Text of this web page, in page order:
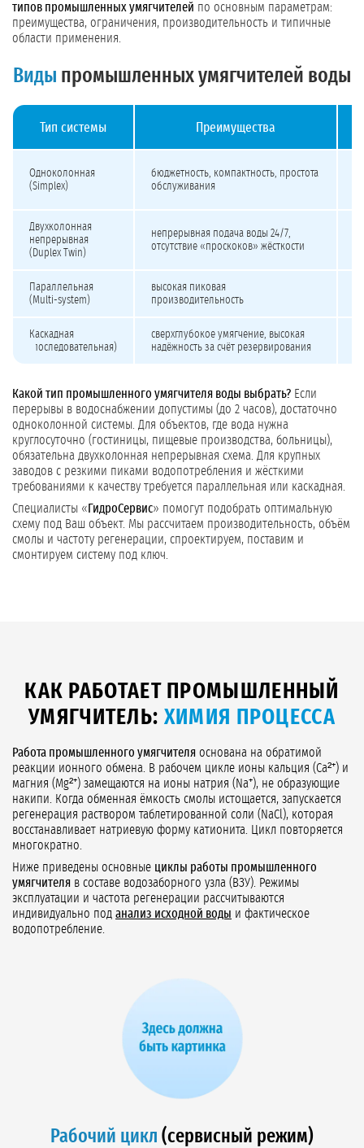
типов промышленных умягчителей по основным параметрам:
преимущества, ограничения, производительность и типичные
области применения.
Виды промышленных умягчителей воды
Тип системы Преимущества
Одноколонная
(Simplex)
бюджетность, компактность, простота
обслуживания
Двухколонная
непрерывная
(Duplex Twin)
непрерывная подача воды 24/7,
отсутствие «проскоков» жёсткости
Параллельная
(Multi-system)
высокая пиковая
производительность
Каскадная
(последовательная)
сверхглубокое умягчение, высокая
надёжность за счёт резервирования
Какой тип промышленного умягчителя воды выбрать? Если
перерывы в водоснабжении допустимы (до 2 часов), достаточно
одноколонной системы. Для объектов, где вода нужна
круглосуточно (гостиницы, пищевые производства, больницы),
обязательна двухколонная непрерывная схема. Для крупных
заводов с резкими пиками водопотребления и жёсткими
требованиями к качеству требуется параллельная или каскадная.
Специалисты «ГидроСервис» помогут подобрать оптимальную
схему под Ваш объект. Мы рассчитаем производительность, объём
смолы и частоту регенерации, спроектируем, поставим и
смонтируем систему под ключ.
КАК РАБОТАЕТ ПРОМЫШЛЕННЫЙ
УМЯГЧИТЕЛЬ: ХИМИЯ ПРОЦЕССА
Работа промышленного умягчителя основана на обратимой
реакции ионного обмена. В рабочем цикле ионы кальция (Ca²⁺) и
магния (Mg²⁺) замещаются на ионы натрия (Na⁺), не образующие
накипи. Когда обменная ёмкость смолы истощается, запускается
регенерация раствором таблетированной соли (NaCl), которая
восстанавливает натриевую форму катионита. Цикл повторяется
многократно.
Ниже приведены основные циклы работы промышленного
умягчителя в составе водозаборного узла (ВЗУ). Режимы
эксплуатации и частота регенерации рассчитываются
индивидуально под анализ исходной воды и фактическое
водопотребление.
Рабочий цикл (сервисный режим)